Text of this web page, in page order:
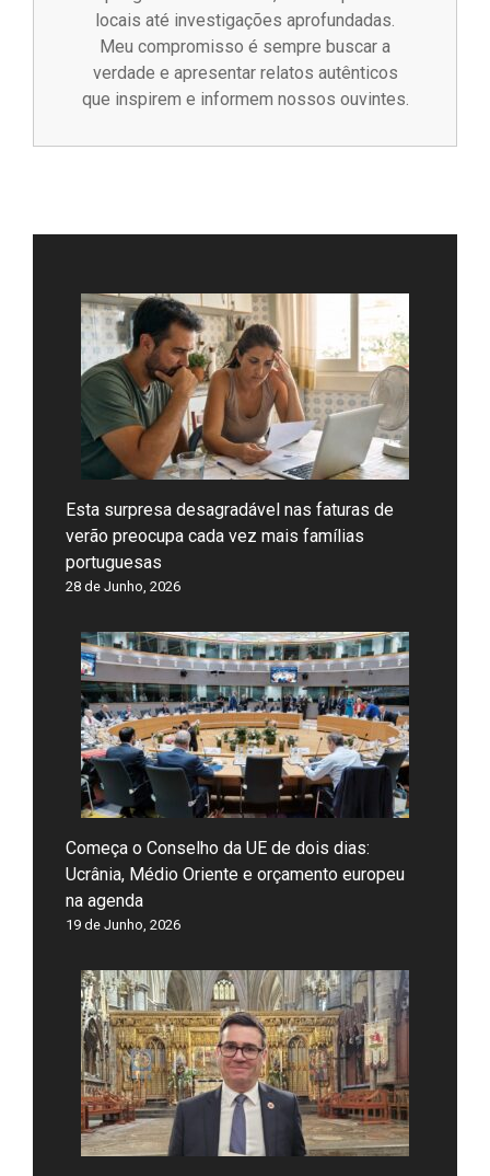
locais até investigações aprofundadas.
Meu compromisso é sempre buscar a
verdade e apresentar relatos autênticos
que inspirem e informem nossos ouvintes.
Esta surpresa desagradável nas faturas de
verão preocupa cada vez mais famílias
portuguesas
28 de Junho, 2026
Começa o Conselho da UE de dois dias:
Ucrânia, Médio Oriente e orçamento europeu
na agenda
19 de Junho, 2026